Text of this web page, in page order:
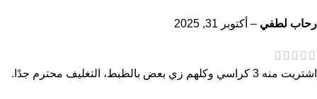
رحاب لطفي – أكتوبر 31, 2025
اشتريت منه 3 كراسي وكلهم زي بعض بالظبط، التغليف محترم جدًا.